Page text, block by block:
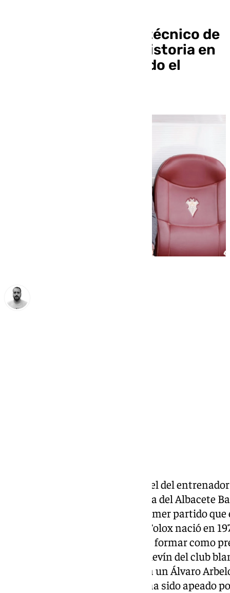
Alberto González, el técnico de
Tolox que ha hecho historia en
el Albacete y le ha dado el
Alberto González Fernández es el del
grandes machadas en la historia del Albacete
Madrid en Copa del Rey en el primer partido
conjunto blanco. El técnico de Tolox nació en
CF, el club en el que se empezó a formar como
en el 2001 y hacerse cargo del alevín del club
seguramente no se le olvide ya a un Álvaro
exigente banquillo madridista ha sido apeado